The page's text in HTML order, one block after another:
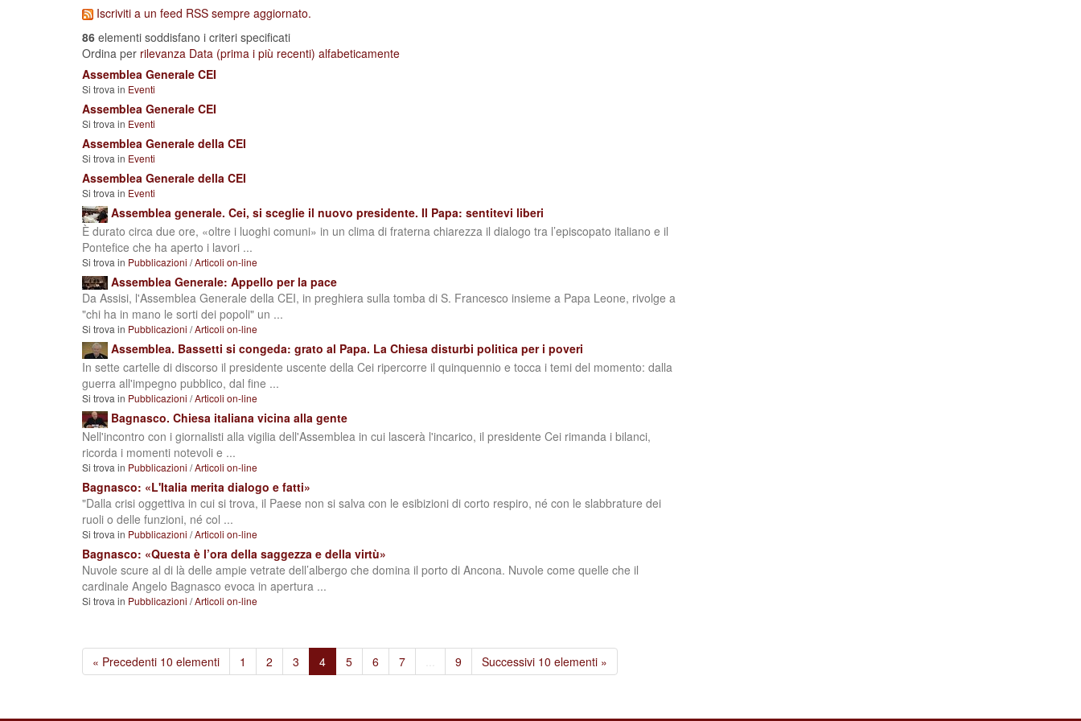
Iscriviti a un feed RSS sempre aggiornato.
86 elementi soddisfano i criteri specificati
Ordina per rilevanza Data (prima i più recenti) alfabeticamente
Assemblea Generale CEI
Si trova in Eventi
Assemblea Generale CEI
Si trova in Eventi
Assemblea Generale della CEI
Si trova in Eventi
Assemblea Generale della CEI
Si trova in Eventi
Assemblea generale. Cei, si sceglie il nuovo presidente. Il Papa: sentitevi liberi
È durato circa due ore, «oltre i luoghi comuni» in un clima di fraterna chiarezza il dialogo tra l’episcopato italiano e il
Pontefice che ha aperto i lavori ...
Si trova in Pubblicazioni /Articoli on-line
Assemblea Generale: Appello per la pace
Da Assisi, l'Assemblea Generale della CEI, in preghiera sulla tomba di S. Francesco insieme a Papa Leone, rivolge a
"chi ha in mano le sorti dei popoli" un ...
Si trova in Pubblicazioni /Articoli on-line
Assemblea. Bassetti si congeda: grato al Papa. La Chiesa disturbi politica per i poveri
In sette cartelle di discorso il presidente uscente della Cei ripercorre il quinquennio e tocca i temi del momento: dalla
guerra all'impegno pubblico, dal fine ...
Si trova in Pubblicazioni /Articoli on-line
Bagnasco. Chiesa italiana vicina alla gente
Nell'incontro con i giornalisti alla vigilia dell'Assemblea in cui lascerà l'incarico, il presidente Cei rimanda i bilanci,
ricorda i momenti notevoli e ...
Si trova in Pubblicazioni /Articoli on-line
Bagnasco: «L'Italia merita dialogo e fatti»
"Dalla crisi oggettiva in cui si trova, il Paese non si salva con le esibizioni di corto respiro, né con le slabbrature dei
ruoli o delle funzioni, né col ...
Si trova in Pubblicazioni /Articoli on-line
Bagnasco: «Questa è l’ora della saggezza e della virtù»
Nuvole scure al di là delle ampie vetrate dell’albergo che domina il porto di Ancona. Nuvole come quelle che il
cardinale Angelo Bagnasco evoca in apertura ...
Si trova in Pubblicazioni /Articoli on-line
« Precedenti 10 elementi 1 2 3 4 5 6 7 9 Successivi 10 elementi »